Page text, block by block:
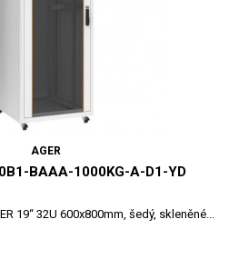
AGER
BAAA-1000KG-A-D1-YD
19“ 32U 600x800mm, šedý, skleněné...